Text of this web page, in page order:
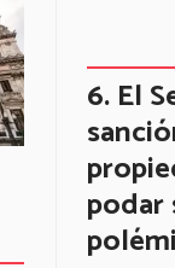
El
podar